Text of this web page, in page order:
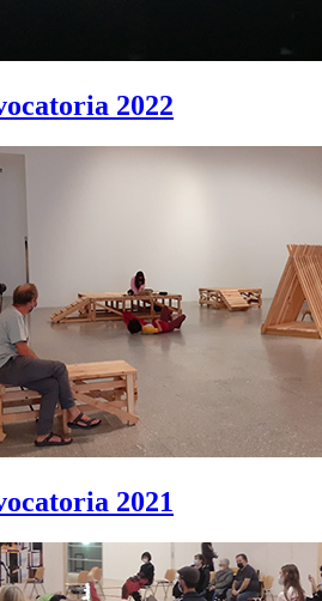
2022
2021